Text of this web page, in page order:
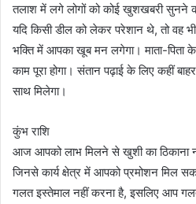
तलाश में लगे लोगों को कोई खुशखबरी सुनने
यदि किसी डील को लेकर परेशान थे, तो वह
भक्ति में आपका खूब मन लगेगा। माता-पिता
काम पूरा होगा। संतान पढ़ाई के लिए कहीं
साथ मिलेगा।
कुंभ राशि
आज आपको लाभ मिलने से खुशी का ठिकाना
जिनसे कार्य क्षेत्र में आपको प्रमोशन मिल
गलत इस्तेमाल नहीं करना है, इसलिए आप